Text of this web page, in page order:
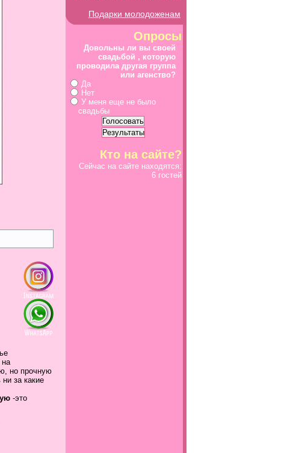
на
но прочную
за какие
-это
Подарки молодоженам
Опросы
Довольны ли вы своей
свадьбой , которую
проводила другая группа
или агенство?
Да
Нет
У меня еще не было
свадьбы
Кто на сайте?
Сейчас на сайте находятся:
6 гостей